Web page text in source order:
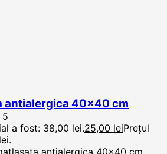
antialergica 40×40 cm
5
a fost: 38,00 lei.25,00 leiPrețul
antialergica 40x40 cm